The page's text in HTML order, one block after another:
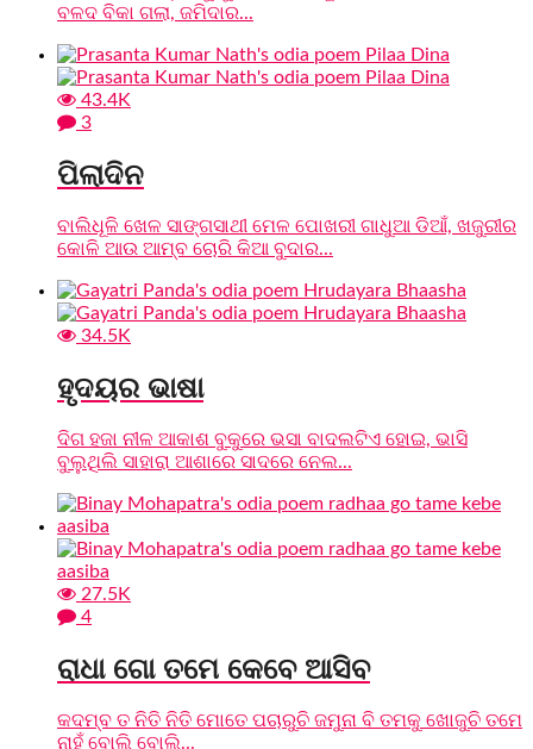
ବଳଦ ବିକା ଗଲା, ଜମିଦାର...
43.4K
3
ପିଲାଦିନ
ବାଲିଧୂଳି ଖେଳ ସାଙ୍ଗସାଥୀ ମେଳ ପୋଖରୀ ଗାଧୁଆ ଡିଆଁ, ଖଜୁରୀର
କୋଳି ଆଉ ଆମ୍ବ ଚୋରି କିଆ ବୁଦାର...
34.5K
ହୃଦୟର ଭାଷା
ଦିଗ ହଜା ନୀଳ ଆକାଶ ବୁକୁରେ ଭସା ବାଦଲଟିଏ ହୋଇ, ଭାସି
ବୁଲୁଥିଲି ସାହାରା ଆଶାରେ ସାଦରେ ନେଲ...
27.5K
4
ରାଧା ଗୋ ତମେ କେବେ ଆସିବ
କଦମ୍ବ ତ ନିତି ନିତି ମୋତେ ପଚାରୁଚି ଜମୁନା ବି ତମକୁ ଖୋଜୁଚି ତମେ
ନାହଁ ବୋଲି ବୋଲି...